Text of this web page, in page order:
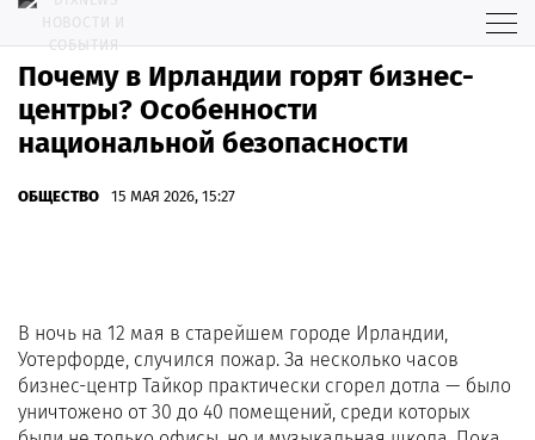
Почему в Ирландии горят бизнес-
центры? Особенности
национальной безопасности
ОБЩЕСТВО 15 МАЯ 2026, 15:27
В ночь на 12 мая в старейшем городе Ирландии,
Уотерфорде, случился пожар. За несколько часов
бизнес-центр Тайкор практически сгорел дотла — было
уничтожено от 30 до 40 помещений, среди которых